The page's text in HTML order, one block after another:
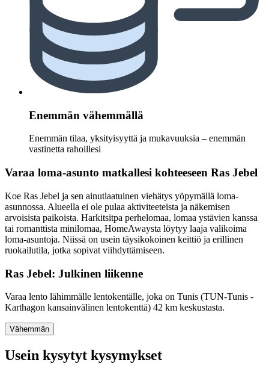
Enemmän vähemmällä
Enemmän tilaa, yksityisyyttä ja mukavuuksia – enemmän
vastinetta rahoillesi
Varaa loma-asunto matkallesi kohteeseen Ras Jebel
Koe Ras Jebel ja sen ainutlaatuinen viehätys yöpymällä loma-
asunnossa. Alueella ei ole pulaa aktiviteeteista ja näkemisen
arvoisista paikoista. Harkitsitpa perhelomaa, lomaa ystävien kanssa
tai romanttista minilomaa, HomeAwaysta löytyy laaja valikoima
loma-asuntoja. Niissä on usein täysikokoinen keittiö ja erillinen
ruokailutila, jotka sopivat viihdyttämiseen.
Ras Jebel: Julkinen liikenne
Varaa lento lähimmälle lentokentälle, joka on Tunis (TUN-Tunis -
Karthagon kansainvälinen lentokenttä) 42 km keskustasta.
Vähemmän
Usein kysytyt kysymykset